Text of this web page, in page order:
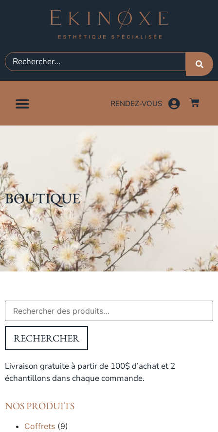
RENDEZ-VOUS
BOUTIQUE
RECHERCHER
Livraison gratuite à partir de 100$ d’achat et 2
échantillons dans chaque commande.
NOS PRODUITS
Coffrets (9)